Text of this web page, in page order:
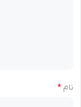
نام *